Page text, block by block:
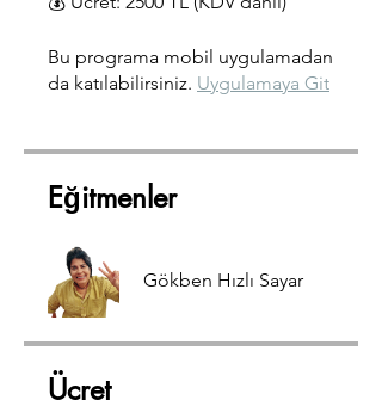
Bu programa mobil uygulamadan
da katılabilirsiniz. Uygulamaya Git
Eğitmenler
Gökben Hızlı Sayar
Ücret